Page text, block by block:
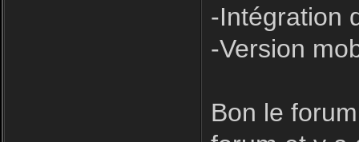
-Intégration
-Version
Bon le